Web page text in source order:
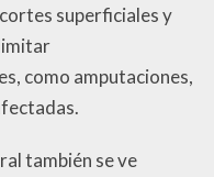
superficiales y
como amputaciones,
también se ve